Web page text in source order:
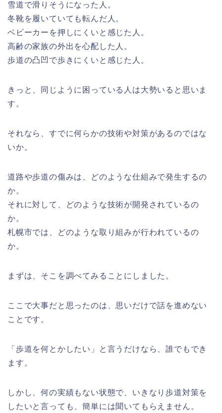
雪道で滑りそうになった人。
冬靴を履いていても転んだ人。
ベビーカーを押しにくいと感じた人。
高齢の家族の外出を心配した人。
歩道の凸凹で歩きにくいと感じた人。
きっと、同じように困っている人は大勢いると思いま
す。
それなら、すでに何らかの技術や対策があるのではな
いか。
道路や歩道の傷みは、どのような仕組みで発生するの
か。
それに対して、どのような技術が開発されているの
か。
札幌市では、どのような取り組みが行われているの
か。
まずは、そこを調べてみることにしました。
ここで大事だと思ったのは、思いだけで話を進めない
ことです。
「歩道を何とかしたい」と言うだけなら、誰でもでき
ます。
しかし、何の実績もない状態で、いきなり歩道対策を
したいと言っても、簡単には聞いてもらえません。